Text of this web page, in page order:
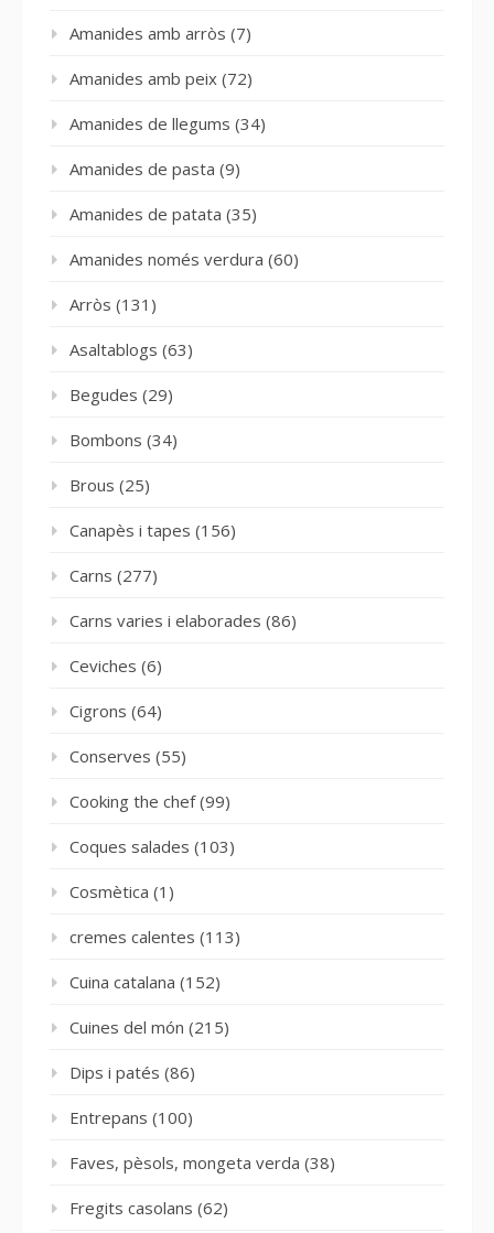
Amanides amb arròs (7)
Amanides amb peix (72)
Amanides de llegums (34)
Amanides de pasta (9)
Amanides de patata (35)
Amanides només verdura (60)
Arròs (131)
Asaltablogs (63)
Begudes (29)
Bombons (34)
Brous (25)
Canapès i tapes (156)
Carns (277)
Carns varies i elaborades (86)
Ceviches (6)
Cigrons (64)
Conserves (55)
Cooking the chef(99)
Coques salades (103)
Cosmètica (1)
cremes calentes (113)
Cuina catalana (152)
Cuines del món (215)
Dips i patés (86)
Entrepans (100)
Faves, pèsols, mongeta verda (38)
Fregits casolans (62)